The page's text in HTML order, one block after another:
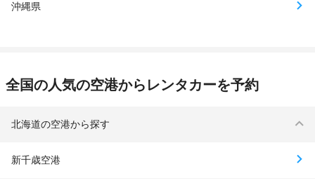
沖縄県
全国の人気の空港からレンタカーを予約
北海道の空港から探す
新千歳空港